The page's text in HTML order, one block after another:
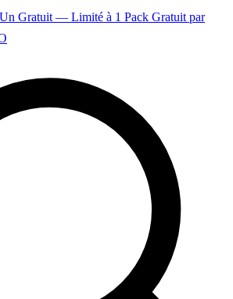
Gratuit — Limité à 1 Pack Gratuit par